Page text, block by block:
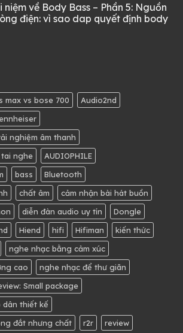
niệm về Body Bass – Phần 5: Nguồn
điện: vì sao dap quyết định body
max vs bose 700
Audio2nd
nghiệm âm thanh
nghe
AUDIOPHILE
bass
Bluetooth
chất âm
cảm nhận bài hát buồn
diễn đàn audio uy tín
Dongle
Hiend hifi Hifiman
kiến thức
nghe nhạc bằng cảm xúc
cao
nghe nhạc để thư giãn
Small package
thiết kế
đắt nhưng chất
r2r
review